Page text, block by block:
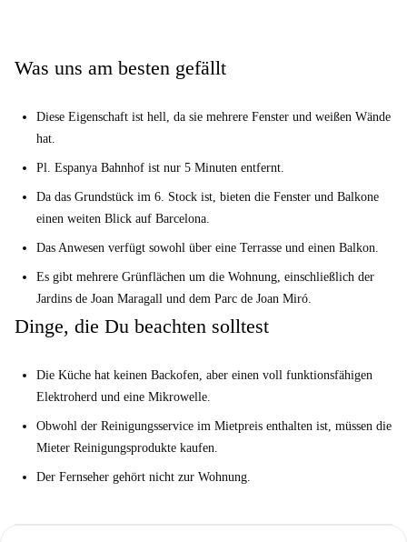
Was uns am besten gefällt
Diese Eigenschaft ist hell, da sie mehrere Fenster und weißen Wände
hat.
Pl. Espanya Bahnhof ist nur 5 Minuten entfernt.
Da das Grundstück im 6. Stock ist, bieten die Fenster und Balkone
einen weiten Blick auf Barcelona.
Das Anwesen verfügt sowohl über eine Terrasse und einen Balkon.
Es gibt mehrere Grünflächen um die Wohnung, einschließlich der
Jardins de Joan Maragall und dem Parc de Joan Miró.
Dinge, die Du beachten solltest
Die Küche hat keinen Backofen, aber einen voll funktionsfähigen
Elektroherd und eine Mikrowelle.
Obwohl der Reinigungsservice im Mietpreis enthalten ist, müssen die
Mieter Reinigungsprodukte kaufen.
Der Fernseher gehört nicht zur Wohnung.